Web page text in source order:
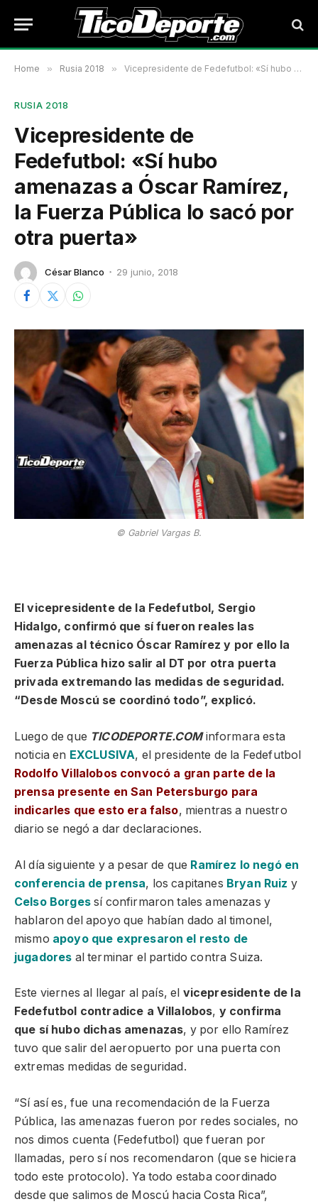
Home » Rusia 2018 » Vicepresidente de Fedefutbol: «Sí hubo amenazas a Óscar Ramírez, la Fuerza Pública lo sacó por otra puerta»
RUSIA 2018
Vicepresidente de
Fedefutbol: «Sí hubo
amenazas a Óscar Ramírez,
la Fuerza Pública lo sacó por
otra puerta»
César Blanco 29 junio, 2018
© Gabriel Vargas B.
El vicepresidente de la Fedefutbol, Sergio
Hidalgo, confirmó que sí fueron reales las
amenazas al técnico Óscar Ramírez y por ello la
Fuerza Pública hizo salir al DT por otra puerta
privada extremando las medidas de seguridad.
“Desde Moscú se coordinó todo”, explicó.
Luego de que TICODEPORTE.COMinformara esta
noticia en EXCLUSIVA, el presidente de la Fedefutbol
Rodolfo Villalobos convocó a gran parte de la
prensa presente en San Petersburgo para
indicarles que esto era falso, mientras a nuestro
diario se negó a dar declaraciones.
Al día siguiente y a pesar de que Ramírez lo negó en
conferencia de prensa, los capitanes Bryan Ruiz y
Celso Borgessí confirmaron tales amenazas y
hablaron del apoyo que habían dado al timonel,
mismo apoyo que expresaron el resto de
jugadores al terminar el partido contra Suiza.
Este viernes al llegar al país, el vicepresidente de la
Fedefutbol contradice a Villalobos, y confirma
que sí hubo dichas amenazas, y por ello Ramírez
tuvo que salir del aeropuerto por una puerta con
extremas medidas de seguridad.
“Sí así es, fue una recomendación de la Fuerza
Pública, las amenazas fueron por redes sociales, no
nos dimos cuenta (Fedefutbol) que fueran por
llamadas, pero sí nos recomendaron (que se hiciera
todo este protocolo). Ya todo estaba coordinado
desde que salimos de Moscú hacia Costa Rica”,